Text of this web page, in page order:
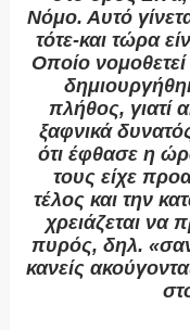
Νόμο. Αυτό
τότε-και τώρα
Οποίο
πλήθος, γιατί
ξαφνικά
ότι έφθασε η
τους είχε
τέλος και την
χρειάζεται να
πυρός, δηλ.
κανείς